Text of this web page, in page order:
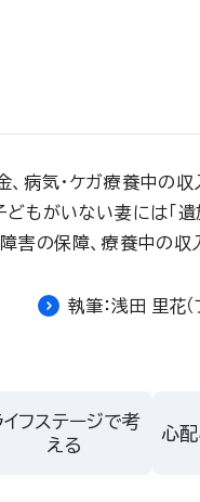
病気・ケガ療養中の
もがいない妻には「
害の保障、療養中の
執筆：浅田 里花（
イフステージで考
える
心